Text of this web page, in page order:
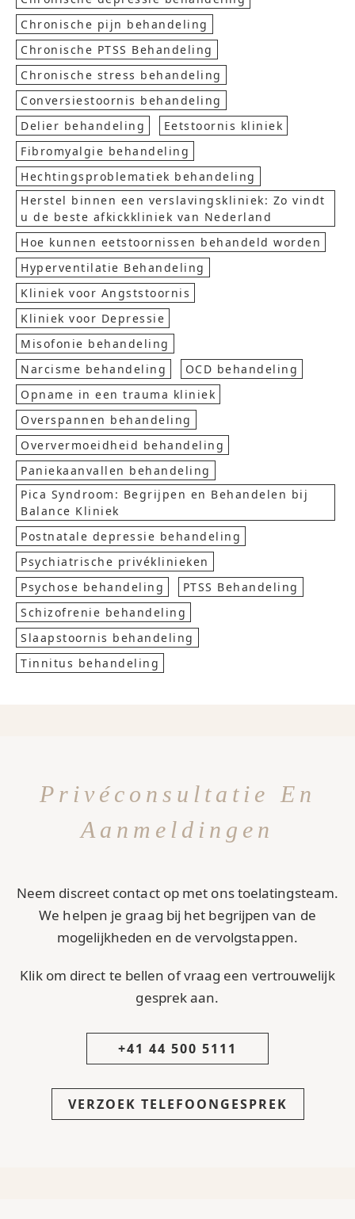
Chronische pijn behandeling
Chronische PTSS Behandeling
Chronische stress behandeling
Conversiestoornis behandeling
Delier behandeling
Eetstoornis kliniek
Fibromyalgie behandeling
Hechtingsproblematiek behandeling
Herstel binnen een verslavingskliniek: Zo vindt
u de beste afkickkliniek van Nederland
Hoe kunnen eetstoornissen behandeld worden
Hyperventilatie Behandeling
Kliniek voor Angststoornis
Kliniek voor Depressie
Misofonie behandeling
Narcisme behandeling
OCD behandeling
Opname in een trauma kliniek
Overspannen behandeling
Oververmoeidheid behandeling
Paniekaanvallen behandeling
Pica Syndroom: Begrijpen en Behandelen bij
Balance Kliniek
Postnatale depressie behandeling
Psychiatrische privéklinieken
Psychose behandeling
PTSS Behandeling
Schizofrenie behandeling
Slaapstoornis behandeling
Tinnitus behandeling
Privéconsultatie En
Aanmeldingen
Neem discreet contact op met ons toelatingsteam.
We helpen je graag bij het begrijpen van de
mogelijkheden en de vervolgstappen.
Klik om direct te bellen of vraag een vertrouwelijk
gesprek aan.
+41 44 500 5111
VERZOEK TELEFOONGESPREK